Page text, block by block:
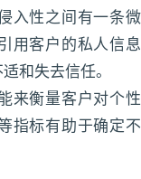
入性之间有一条微
用客户的私人信息
和失去信任。
来衡量客户对个性
指标有助于确定不